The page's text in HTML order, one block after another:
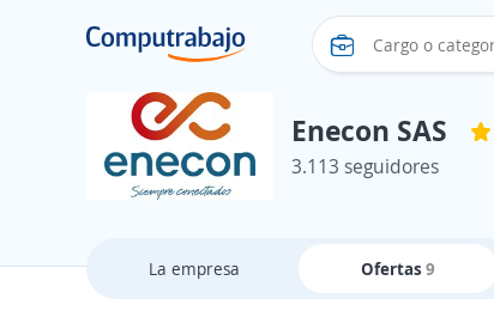
Enecon SAS
3.113 seguidores
La empresa Ofertas 9